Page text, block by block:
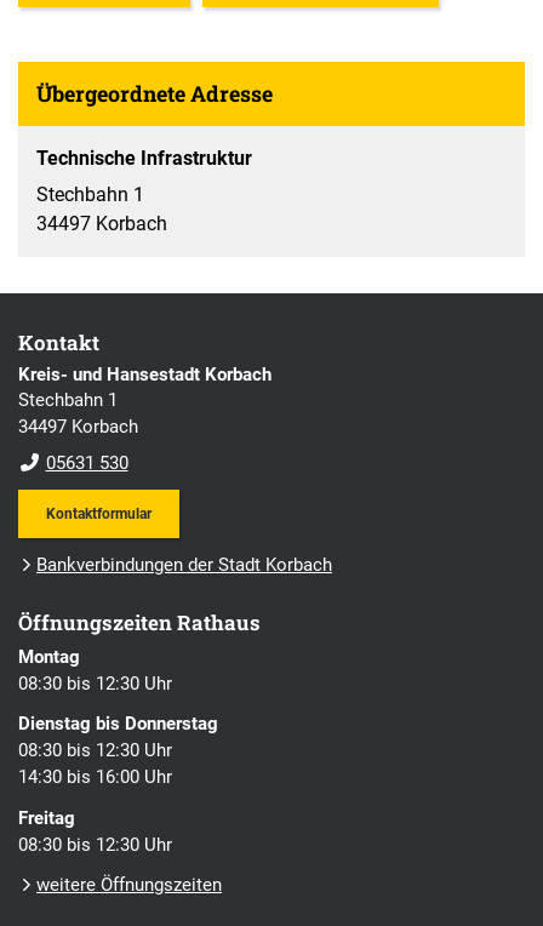
Übergeordnete Adresse
Technische Infrastruktur
Stechbahn 1
34497 Korbach
Kontakt
Kreis- und Hansestadt Korbach
Stechbahn 1
34497 Korbach
05631 530
Kontaktformular
Bankverbindungen der Stadt Korbach
Öffnungszeiten Rathaus
Montag
08:30 bis 12:30 Uhr
Dienstag bis Donnerstag
08:30 bis 12:30 Uhr
14:30 bis 16:00 Uhr
Freitag
08:30 bis 12:30 Uhr
weitere Öffnungszeiten